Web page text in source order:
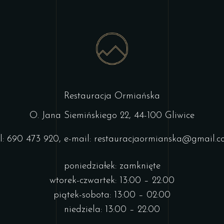
Restauracja Ormiańska
O. Jana Siemińskiego 22, 44-100 Gliwice
690 473 920, e-mail:
poniedziałek: zamknięte
wtorek-czwartek: 13:00 – 22:00
piątek-sobota: 13:00 – 02:00
niedziela: 13:00 – 22:00